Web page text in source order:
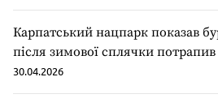
Карпатський нацпарк показав
після зимової сплячки
30.04.2026